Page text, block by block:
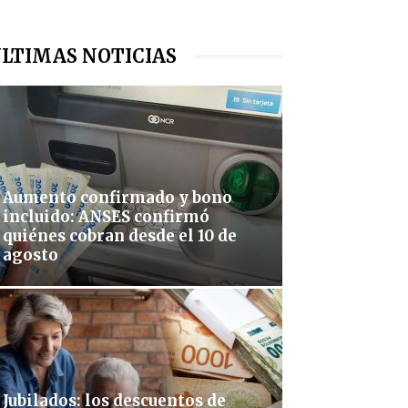
NOTICIAS
Aumento confirmado y bono
incluido: ANSES confirmó
quiénes cobran desde el 10 de
agosto
Jubilados: los descuentos de